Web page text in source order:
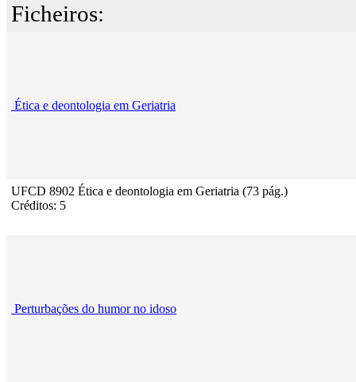
Ficheiros:
Ética e deontologia em Geriatria
UFCD 8902 Ética e deontologia em Geriatria (73 pág.)
Créditos: 5
Perturbações do humor no idoso